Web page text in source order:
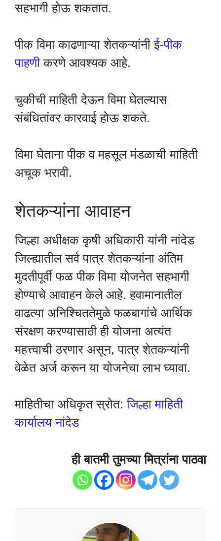
सहभागी होऊ शकतात.
पीक विमा काढणाऱ्या शेतकऱ्यांनीई-पीक
पाहणी करणे आवश्यक आहे.
चुकीची माहिती देऊन विमा घेतल्यास
संबंधितांवर कारवाई होऊ शकते.
विमा घेताना पीक व महसूल मंडळाची माहिती
अचूक भरावी.
शेतकऱ्यांना आवाहन
जिल्हा अधीक्षक कृषी अधिकारी यांनी नांदेड
जिल्ह्यातील सर्व पात्र शेतकऱ्यांना अंतिम
मुदतीपूर्वी फळ पीक विमा योजनेत सहभागी
होण्याचे आवाहन केले आहे. हवामानातील
वाढत्या अनिश्चिततेमुळे फळबागांचे आर्थिक
संरक्षण करण्यासाठी ही योजना अत्यंत
महत्त्वाची ठरणार असून, पात्र शेतकऱ्यांनी
वेळेत अर्ज करून या योजनेचा लाभ घ्यावा.
माहितीचा अधिकृत स्रोत:जिल्हा माहिती
कार्यालय नांदेड
ही बातमी तुमच्या मित्रांना पाठवा